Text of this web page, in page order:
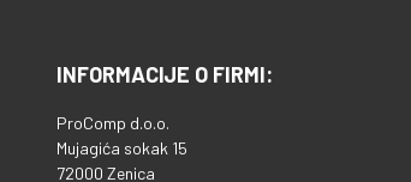
INFORMACIJE O FIRMI:
ProComp d.o.o.
Mujagića sokak 15
72000 Zenica